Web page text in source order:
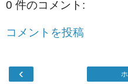
0 件のコメント:
コメントを投稿
‹